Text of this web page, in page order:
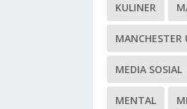
KULINER
MANCHESTER
MEDIA SOSIAL
MENTAL